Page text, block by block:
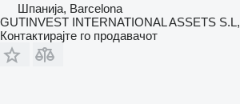
Шпанија, Barcelona
GUTINVEST INTERNATIONAL ASSETS S.L,
Контактирајте го продавачот